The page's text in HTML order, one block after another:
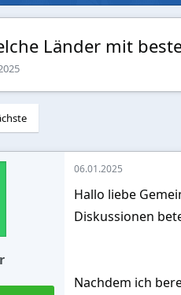
Länder mit
06.01.2025
Hallo liebe
Diskussionen
Nachdem ich